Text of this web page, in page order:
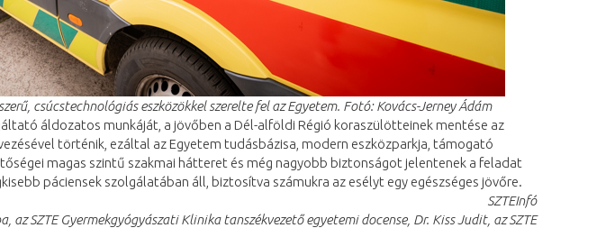
csúcstechnológiás eszközökkel szerelte fel az Egyetem. Fotó: Kovács-Jerney Ádám
áldozatos munkáját, a jövőben a Dél-alföldi Régió koraszülötteinek mentése az
történik, ezáltal az Egyetem tudásbázisa, modern eszközparkja, támogató
magas szintű szakmai hátteret és még nagyobb biztonságot jelentenek a feladat
páciensek szolgálatában áll, biztosítva számukra az esélyt egy egészséges jövőre.
SZTEInfó
az SZTE Gyermekgyógyászati Klinikatanszékvezető egyetemi docense, Dr. Kiss Judit, az SZTE